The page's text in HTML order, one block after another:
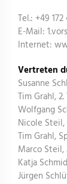
Tel.: +49
E-Mail:
Internet:
Vertreten
Susanne
Tim Grahl,
Wolfgang
Nicole
Tim Grahl,
Marco
Katja
Jürgen